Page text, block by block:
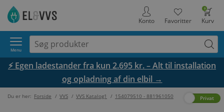
0
Kurv
Favoritter
Konto
Menu
⚡ Egen ladestander fra kun 2.695 kr. – Alt til installation
og opladning af din elbil →
Du er her: Forside / VVS / VVS Katalog1 / 154079510 - 881961050 Privat
Erhverv